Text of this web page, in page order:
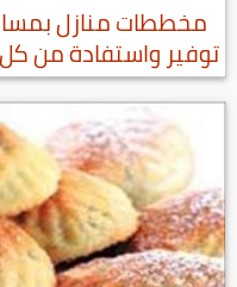
مخططات منازل
توفير واستفادة من